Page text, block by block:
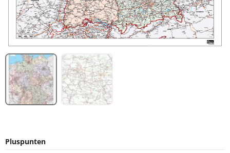
Pluspunten